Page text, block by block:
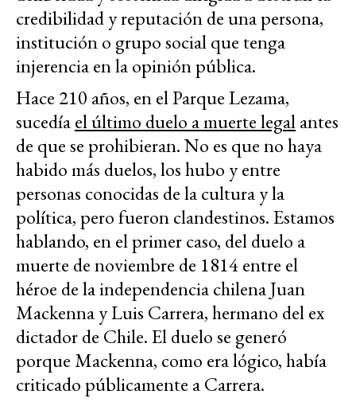
credibilidad y reputación de una persona,
institución o grupo social que tenga
injerencia en la opinión pública.
Hace 210 años, en el Parque Lezama,
sucedíael último duelo a muerte legalantes
de que se prohibieran. No es que no haya
habido más duelos, los hubo y entre
personas conocidas de la cultura y la
política, pero fueron clandestinos. Estamos
hablando, en el primer caso, del duelo a
muerte de noviembre de 1814 entre el
héroe de la independencia chilena Juan
Mackenna y Luis Carrera, hermano del ex
dictador de Chile. El duelo se generó
porque Mackenna, como era lógico, había
criticado públicamente a Carrera.